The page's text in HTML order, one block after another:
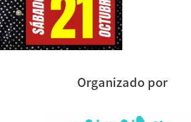
Organizado por